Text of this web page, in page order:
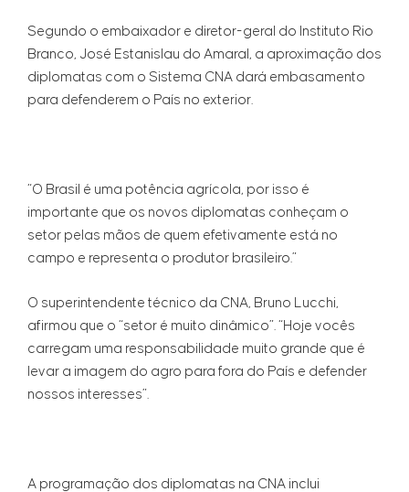
Segundo o embaixador e diretor-geral do Instituto Rio
Branco, José Estanislau do Amaral, a aproximação dos
diplomatas com o Sistema CNA dará embasamento
para defenderem o País no exterior.
“O Brasil é uma potência agrícola, por isso é
importante que os novos diplomatas conheçam o
setor pelas mãos de quem efetivamente está no
campo e representa o produtor brasileiro.”
O superintendente técnico da CNA, Bruno Lucchi,
afirmou que o “setor é muito dinâmico”. “Hoje vocês
carregam uma responsabilidade muito grande que é
levar a imagem do agro para fora do País e defender
nossos interesses”.
A programação dos diplomatas na CNA inclui